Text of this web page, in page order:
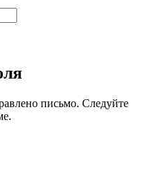
письмо. Следуйте